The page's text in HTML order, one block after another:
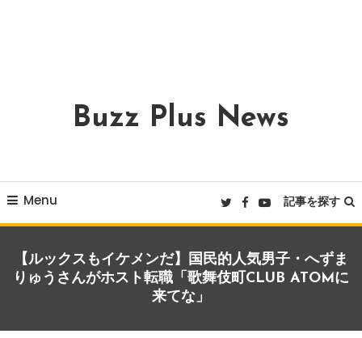
Buzz Plus News
Menu 記事を探す
【ルックスもイケメンだ】国民的人気男子・へずま
りゅうさんがホスト転職「歌舞伎町CLUB ATOMに
来てな」